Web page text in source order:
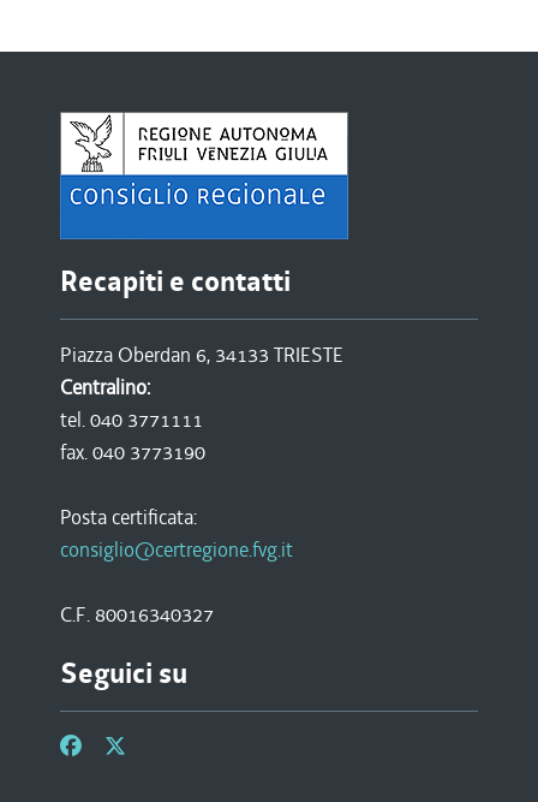
Recapiti e contatti
Piazza Oberdan 6, 34133 TRIESTE
Centralino:
tel. 040 3771111
fax. 040 3773190
Posta certificata:
consiglio@certregione.fvg.it
C.F. 80016340327
Seguici su